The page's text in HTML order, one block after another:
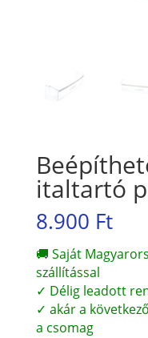
italtartó
8.900 Ft
🚚 Saját
szállítással
✓ Délig leadott
✓ akár a
a csomag